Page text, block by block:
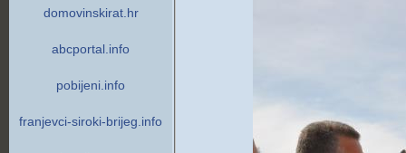
domovinskirat.hr
abcportal.info
pobijeni.info
franjevci-siroki-brijeg.info